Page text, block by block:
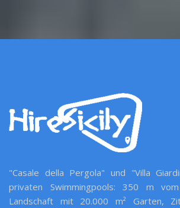
"Casale della Pergola" und "Villa
privaten Swimmingpools: 350 m
Landschaft mit 20.000 m² Garten,